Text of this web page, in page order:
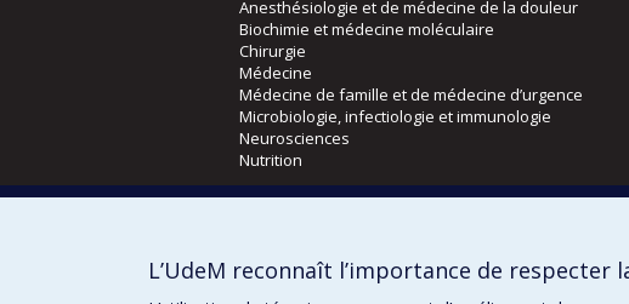
Anesthésiologie et de médecine de la douleur
Biochimie et médecine moléculaire
Chirurgie
Médecine
Médecine de famille et de médecine d’urgence
Microbiologie, infectiologie et immunologie
Neurosciences
Nutrition
Orthophonie et audiologie
L’UdeM reconnaît l’importance de respecter